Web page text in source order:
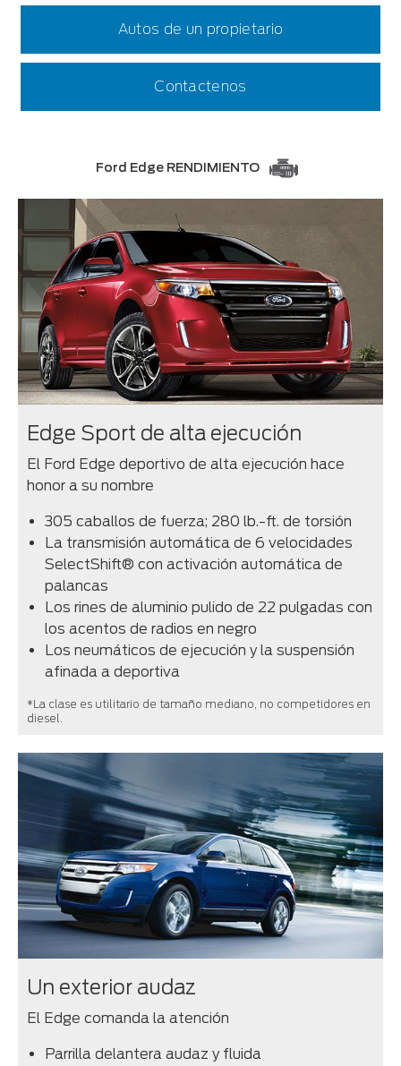
Autos de un propietario
Contactenos
Ford Edge RENDIMIENTO
Edge Sport de alta ejecución
El Ford Edge deportivo de alta ejecución hace
honor a su nombre
305 caballos de fuerza; 280 lb.-ft. de torsión
La transmisión automática de 6 velocidades
SelectShift® con activación automática de
palancas
Los rines de aluminio pulido de 22 pulgadas con
los acentos de radios en negro
Los neumáticos de ejecución y la suspensión
afinada a deportiva
*La clase es utilitario de tamaño mediano, no competidores en
diesel.
Un exterior audaz
El Edge comanda la atención
Parrilla delantera audaz y fluida